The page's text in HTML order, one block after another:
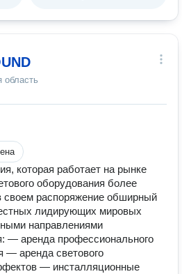
область
которая работает на рынке
оборудования более
распоряжение обширный
лидирующих мировых
направлениями
— аренда профессионального
— аренда светового
— инсталляционные